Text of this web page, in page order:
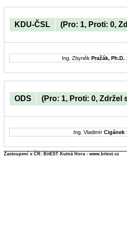
KDU-ČSL (Pro: 1, Proti: 0,
Ing. Zbyněk Pražák, Ph.D. :
ODS (Pro: 1, Proti: 0, Zdržel
Ing. Vladimír Cigánek :
Zastoupení v ČR: BitEST Kutná Hora - www.bitest.cz